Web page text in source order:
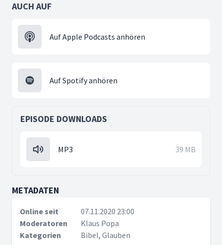
AUCH AUF
Auf Apple Podcasts anhören
Auf Spotify anhören
EPISODE DOWNLOADS
MP3 39 MB
METADATEN
Online seit
07.11.2020 23:00
Moderatoren
Klaus Popa
Kategorien
Bibel, Glauben